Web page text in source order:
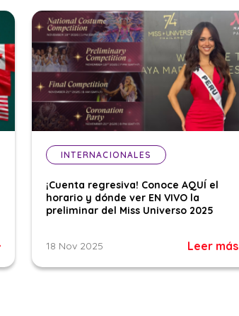
INTERNACIONALES
¡Cuenta regresiva! Conoce AQUÍ el
horario y dónde ver EN VIVO la
preliminar del Miss Universo 2025
18 Nov 2025 Leer más